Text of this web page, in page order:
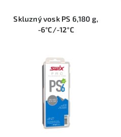
z
e
n
í
p
r
o
Skluzný vosk PS 6,180 g,
-6°C/-12°C